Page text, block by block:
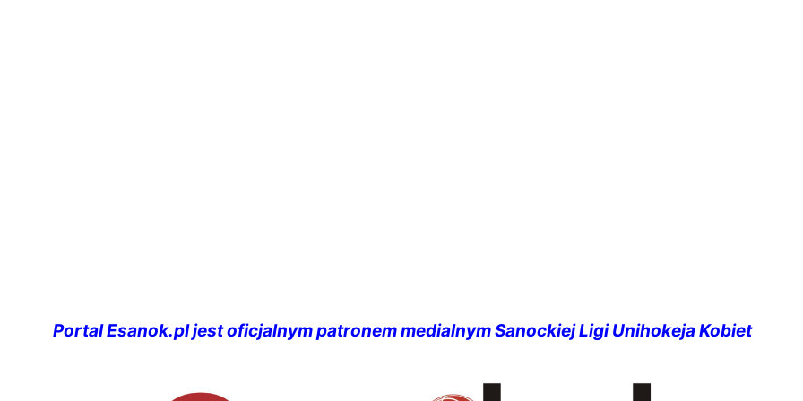
Portal Esanok.pl jest oficjalnym patronem medialnym Sanockiej Ligi Unihokeja Kobiet